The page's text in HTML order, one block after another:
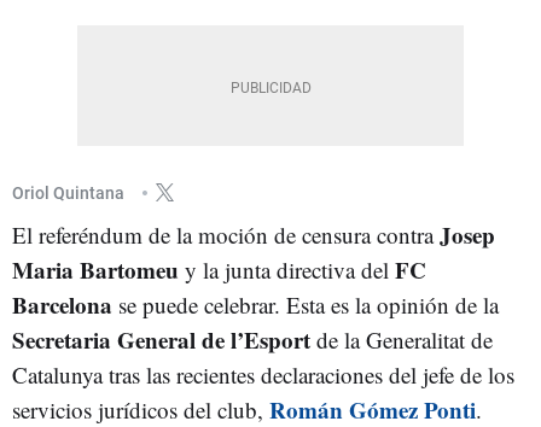
Oriol Quintana
El referéndum de la moción de censura contraJosep
Maria Bartomeu y la junta directiva del FC
Barcelona se puede celebrar. Esta es la opinión de la
Secretaria General de l’Esport de la Generalitat de
Catalunya tras las recientes declaraciones del jefe de los
servicios jurídicos del club, Román Gómez Ponti.